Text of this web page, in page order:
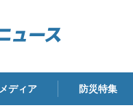
メディア 防災特集